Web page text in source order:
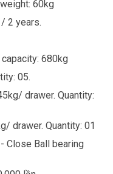
60kg
2 years.
680kg
05.
drawer. Quantity:
drawer. Quantity: 01
Close Ball bearing